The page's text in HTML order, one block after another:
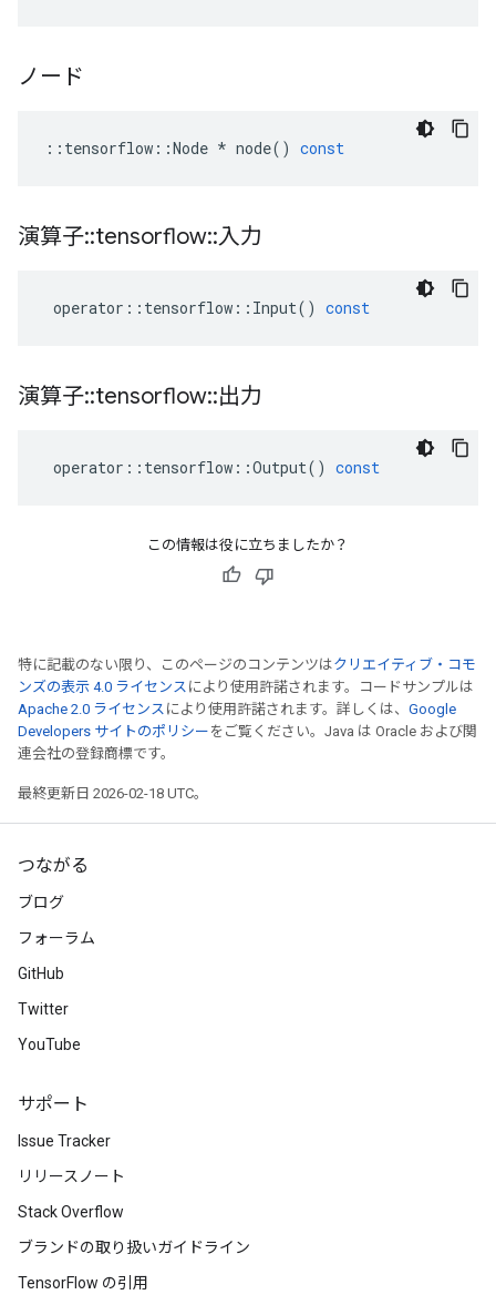
ノード
:: tensorflow ::Node * node() const
演算子::tensorflow::入力
operator :: tensorflow :: Input() const
演算子::tensorflow::出力
operator :: tensorflow ::Output() const
この情報は役に立ちましたか？
特に記載のない限り、このページのコンテンツはクリエイティブ・コモ
ンズの表示 4.0 ライセンス により使用許諾されます。コードサンプルは
Apache 2.0 ライセンス により使用許諾されます。詳しくは、 Google
Developers サイトのポリシー をご覧ください。Java は Oracle および関
連会社の登録商標です。
最終更新日 2026-02-18 UTC。
つながる
ブログ
フォーラム
GitHub
Twitter
YouTube
サポート
Issue Tracker
リリースノート
Stack Overflow
ブランドの取り扱いガイドライン
TensorFlow の引用